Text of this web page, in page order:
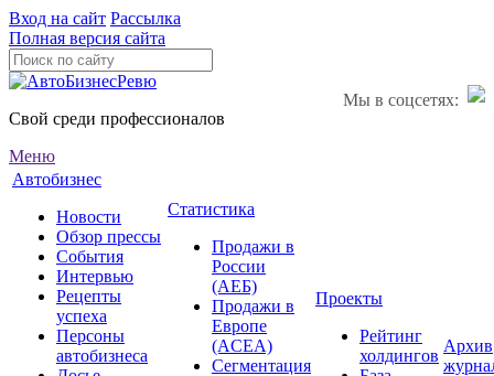
Вход на сайт Рассылка
Полная версия сайта
Мы в соцсетях:
Свой среди профессионалов
Меню
Автобизнес
Новости
Обзор прессы
События
Интервью
Рецепты
успеха
Персоны
автобизнеса
Статистика
Продажи в
России
(АЕБ)
Продажи в
Европе
(ACEA)
Сегментация
Проекты
Рейтинг
холдингов
Архив